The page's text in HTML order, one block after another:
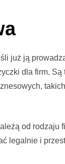
już ją
dla firm.
od
legalnie i